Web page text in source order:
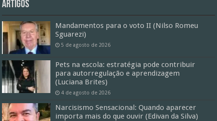
Artigos
Mandamentos para o voto II (Nilso Romeu
Sguarezi)
5 de agosto de 2026
Pets na escola: estratégia pode contribuir
para autorregulação e aprendizagem
(Luciana Brites)
4 de agosto de 2026
Narcisismo Sensacional: Quando aparecer
importa mais do que ouvir (Edivan da Silva)